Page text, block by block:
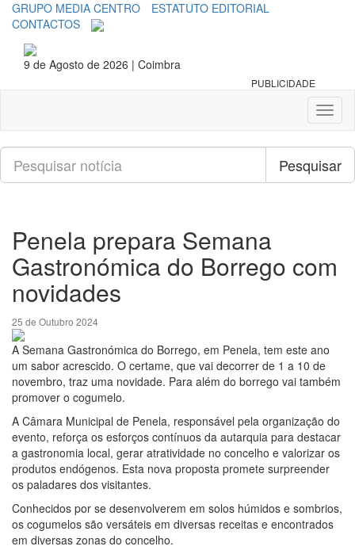
GRUPO MEDIA CENTRO
ESTATUTO EDITORIAL
CONTACTOS
9 de Agosto de 2026 | Coimbra
PUBLICIDADE
Pesquisar
Pesquisar
Penela prepara Semana
Gastronómica do Borrego com
novidades
25 de Outubro 2024
A Semana Gastronómica do Borrego, em Penela, tem este ano
um sabor acrescido. O certame, que vai decorrer de 1 a 10 de
novembro, traz uma novidade. Para além do borrego vai também
promover o cogumelo.
A Câmara Municipal de Penela, responsável pela organização do
evento, reforça os esforços contínuos da autarquia para destacar
a gastronomia local, gerar atratividade no concelho e valorizar os
produtos endógenos. Esta nova proposta promete surpreender
os paladares dos visitantes.
Conhecidos por se desenvolverem em solos húmidos e sombrios,
os cogumelos são versáteis em diversas receitas e encontrados
em diversas zonas do concelho.